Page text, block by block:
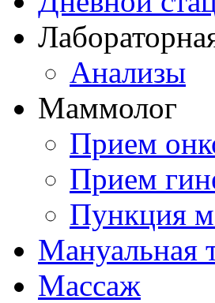
Анализы
Маммолог
Прием
Прием
Пункция
Мануальная
Массаж